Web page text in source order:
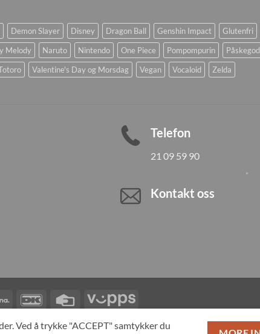
Demon Slayer Disney Dragon Ball Genshin Impact Glutenfri
Melody Naruto Nintendo One Piece Pompompurin
Valentine's Day og Morsdag Vegan Vocaloid Zelda
Telefon
21 09 59 90
Kontakt oss
Klarna DanKort
Credit
Card
Vipps
MIN KONTO ALL PRODUCTS
Ved å trykke "ACCEPT" samtykker du